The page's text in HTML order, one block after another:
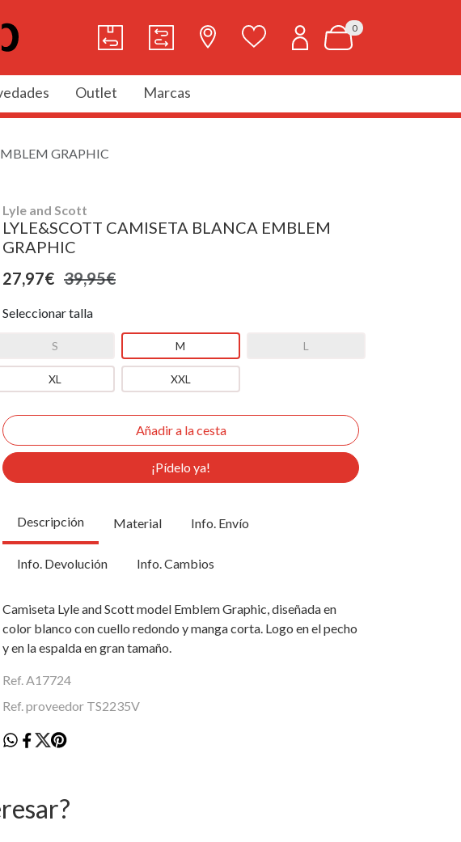
0
Outlet Marcas
GRAPHIC
Lyle and Scott
LYLE&SCOTT CAMISETA BLANCA EMBLEM
GRAPHIC
27,97€ 39,95€
Seleccionar talla
S M L
XL XXL
¡Pídelo ya!
Descripción Material Info. Envío
Info. Devolución Info. Cambios
Camiseta Lyle and Scott model Emblem Graphic, diseñada en
color blanco con cuello redondo y manga corta. Logo en el pecho
y en la espalda en gran tamaño.
Ref. A17724
Ref. proveedor TS2235V